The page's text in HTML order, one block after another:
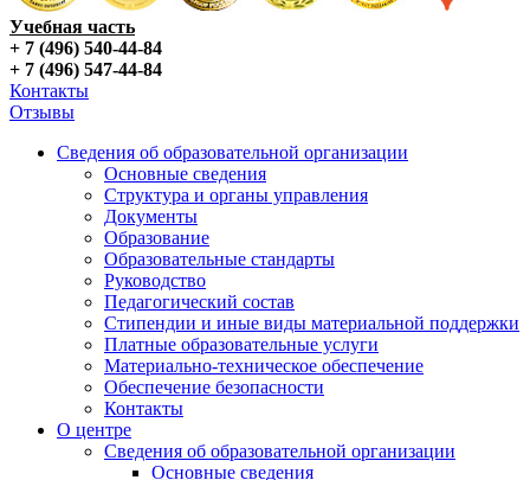
Учебная часть
+ 7 (496) 540-44-84
+ 7 (496) 547-44-84
Контакты
Отзывы
Сведения об образовательной организации
Основные сведения
Структура и органы управления
Документы
Образование
Образовательные стандарты
Руководство
Педагогический состав
Стипендии и иные виды материальной поддержки
Платные образовательные услуги
Материально-техническое обеспечение
Обеспечение безопасности
Контакты
О центре
Сведения об образовательной организации
Основные сведения